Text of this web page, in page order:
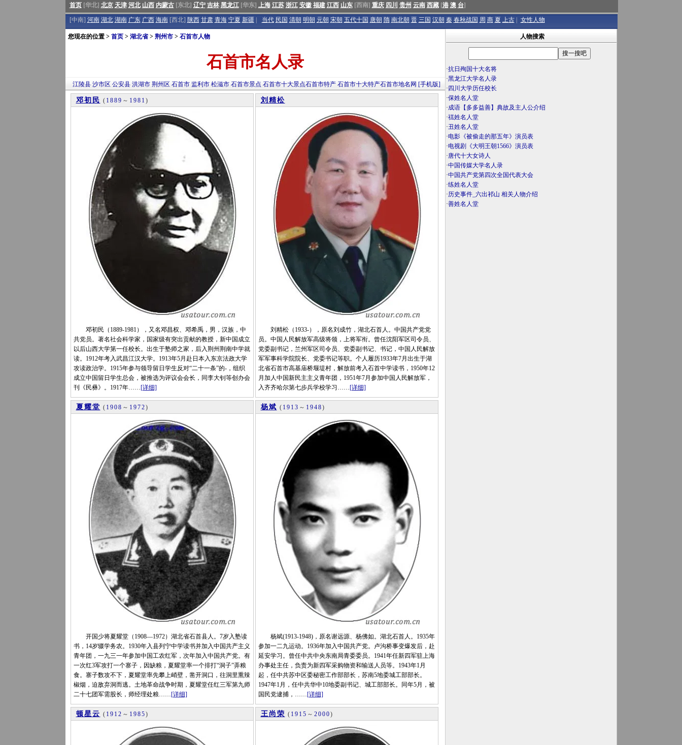
首页[华北] 北京 天津 河北 山西 内蒙古[东北] 辽宁 吉林 黑龙江[华东] 上海 江苏 浙江 安徽 福建 江西 山东[西南] 重庆 四川 贵州 云南 西藏[港 澳 台]
[中南] 河南 湖北 湖南 广东 广西 海南[西北] 陕西 甘肃 青海 宁夏 新疆 当代 民国 清朝 明朝 元朝 宋朝 五代十国 唐朝 隋 南北朝 晋 三国 汉朝 秦 春秋战国 周 商 夏 上古 女性人物
您现在的位置 > 首页> 湖北省> 荆州市> 石首市人物
石首市名人录
江陵县 沙市区 公安县 洪湖市 荆州区 石首市 监利市 松滋市 石首市景点 石首市十大景点石首市特产 石首市十大特产石首市地名网 [手机版]
邓初民 ( 1889 ～ 1981 )
邓初民（1889-1981），又名邓昌权、邓希禹，男，汉族，中
共党员。著名社会科学家，国家级有突出贡献的教授，新中国成立
以后山西大学第一任校长。出生于塾师之家，后入荆州荆南中学就
读。1912年考入武昌江汉大学。1913年5月赴日本入东京法政大学
攻读政治学。1915年参与领导留日学生反对“二十一条”的-，组织
成立中国留日学生总会，被推选为评议会会长，同李大钊等创办会
刊《民彝》。1917年……[详细]
刘精松
刘精松（1933-），原名刘成竹，湖北石首人。中国共产党党
员。中国人民解放军高级将领，上将军衔。曾任沈阳军区司令员、
党委副书记，兰州军区司令员、党委副书记、书记，中国人民解放
军军事科学院院长、党委书记等职。个人履历1933年7月出生于湖
北省石首市高基庙桥堰堤村，解放前考入石首中学读书，1950年12
月加人中国新民主主义青年团，1951年7月参加中国人民解放军，
入齐齐哈尔第七步兵学校学习……[详细]
夏耀堂 ( 1908 ～ 1972)
开国少将夏耀堂（1908—1972）湖北省石首县人。7岁入塾读
书，14岁辍学务农。1930年入县列宁中学读书并加入中国共产主义
青年团，一九三一年参加中国工农红军，次年加入中国共产党。有
一次红3军攻打一个寨子，因缺粮，夏耀堂率一个排打“洞子”弄粮
食。寨子数攻不下，夏耀堂率先攀上峭壁，凿开洞口，往洞里熏辣
椒烟，迫敌弃洞而逃。土地革命战争时期，夏耀堂任红三军第九师
二十七团军需股长，师经理处粮……[详细]
杨斌 ( 1913 ～ 1948)
杨斌(1913-1948)，原名谢远源、杨佛如。湖北石首人。1935年
参加一二九运动。1936年加入中国共产党。卢沟桥事变爆发后，赴
延安学习。曾任中共中央东南局青委委员。1941年任新四军驻上海
办事处主任，负责为新四军采购物资和输送人员等。1943年1月
起，任中共苏中区委秘密工作部部长，苏南5地委城工部部长。
1947年1月，任中共华中10地委副书记、城工部部长。同年5月，被
国民党逮捕，……[详细]
顿星云 ( 1912 ～ 1985) 王尚荣 ( 1915 ～ 2000)
人物搜索
·抗日殉国十大名将
·黑龙江大学名人录
· 四川大学历任校长
·保姓名人堂
·成语【多多益善】典故及主人公介绍
·禚姓名人堂
·丑姓名人堂
·电影《被偷走的那五年》演员表
·电视剧《大明王朝1566》演员表
·唐代十大女诗人
·中国传媒大学名人录
·中国共产党第四次全国代表大会
·练姓名人堂
·历史事件_六出祁山 相关人物介绍
·善姓名人堂